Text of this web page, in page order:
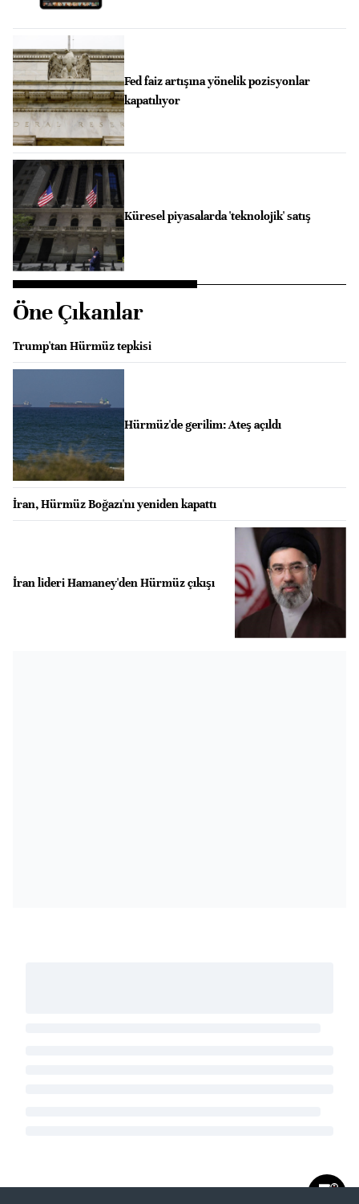
Fed faiz artışına yönelik pozisyonlar
kapatılıyor
Küresel piyasalarda 'teknolojik' satış
Öne Çıkanlar
Trump'tan Hürmüz tepkisi
Hürmüz'de gerilim: Ateş açıldı
İran, Hürmüz Boğazı'nı yeniden kapattı
İran lideri Hamaney'den Hürmüz çıkışı